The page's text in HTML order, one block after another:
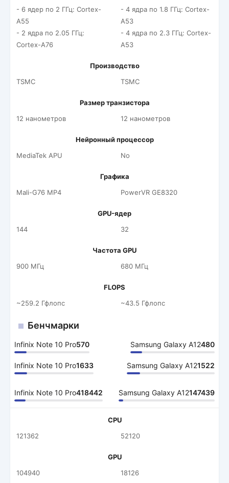
- 6 ядер по 2 ГГц: Cortex-
A55
- 2 ядра по 2.05 ГГц:
Cortex-A76
- 4 ядра по 1.8 ГГц: Cortex-
A53
- 4 ядра по 2.3 ГГц: Cortex-
A53
Производство
TSMC
TSMC
Размер транзистора
12 нанометров
12 нанометров
Нейронный процессор
MediaTek APU
No
Графика
Mali-G76 MP4
PowerVR GE8320
GPU-ядер
144
32
Частота GPU
900 МГц
680 МГц
FLOPS
~259.2 Гфлопс
~43.5 Гфлопс
Бенчмарки
Infinix Note 10 Pro570 Samsung Galaxy A12480
Infinix Note 10 Pro1633 Samsung Galaxy A121522
Infinix Note 10 Pro418442 Samsung Galaxy A12147439
CPU
121362
52120
GPU
104940
18126